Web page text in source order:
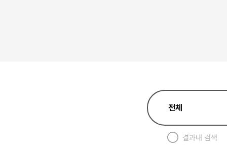
결과내 검색